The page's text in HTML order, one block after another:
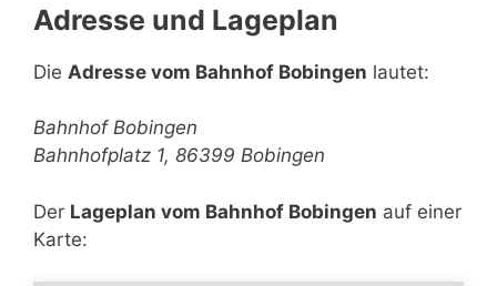
Adresse und Lageplan
Die Adresse vom Bahnhof Bobingen lautet:
Bahnhof Bobingen
Bahnhofplatz 1, 86399 Bobingen
Der Lageplan vom Bahnhof Bobingen auf einer
Karte: